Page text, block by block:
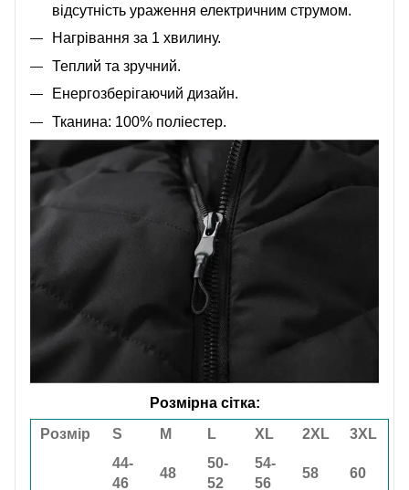
відсутність ураження електричним струмом.
Нагрівання за 1 хвилину.
Теплий та зручний.
Енергозберігаючий дизайн.
Тканина: 100% поліестер.
Розмірна сітка:
Розмір S M L XL 2XL
3XL
44-
46
48
50-
52
54-
56
58 60